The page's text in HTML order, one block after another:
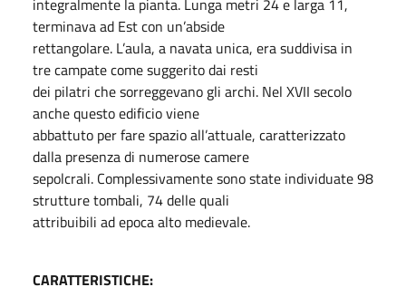
terminava ad Est con un’abside
rettangolare. L’aula, a navata unica, era suddivisa in
tre campate come suggerito dai resti
dei pilatri che sorreggevano gli archi. Nel XVII secolo
anche questo edificio viene
abbattuto per fare spazio all’attuale, caratterizzato
dalla presenza di numerose camere
sepolcrali. Complessivamente sono state individuate 98
strutture tombali, 74 delle quali
attribuibili ad epoca alto medievale.
CARATTERISTICHE: